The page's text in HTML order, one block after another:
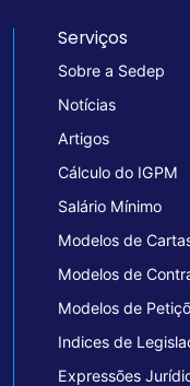
Serviços
Sobre a Sedep
Notícias
Artigos
Cálculo do IGPM
Salário Mínimo
Modelos de
Modelos de
Modelos de
Indices de
Expressões